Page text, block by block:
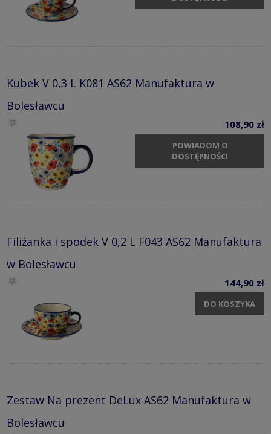
Kubek V 0,3 L K081 AS62 Manufaktura w
Bolesławcu
108,90 zł
POWIADOM O
DOSTĘPNOŚCI
Filiżanka i spodek V 0,2 L F043 AS62 Manufaktura
w Bolesławcu
144,90 zł
DO KOSZYKA
Zestaw Na prezent DeLux AS62 Manufaktura w
Bolesławcu